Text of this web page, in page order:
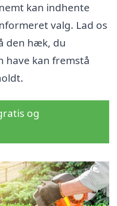
kan indhente
valg. Lad os
den hæk, du
have kan fremstå
og